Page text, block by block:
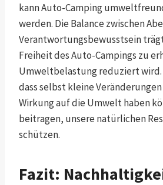
kann Auto-Camping
werden. Die Balance zwischen
Verantwortungsbewusstsein
Freiheit des Auto-Campings zu
Umweltbelastung reduziert wird.
dass selbst kleine
Wirkung auf die Umwelt haben
beitragen, unsere natürlichen
schützen.
Fazit: